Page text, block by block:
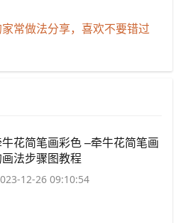
常做法分享，喜欢不要错过
花简笔画彩色 –牵牛花简笔画
法步骤图教程
12-26 09:10:54